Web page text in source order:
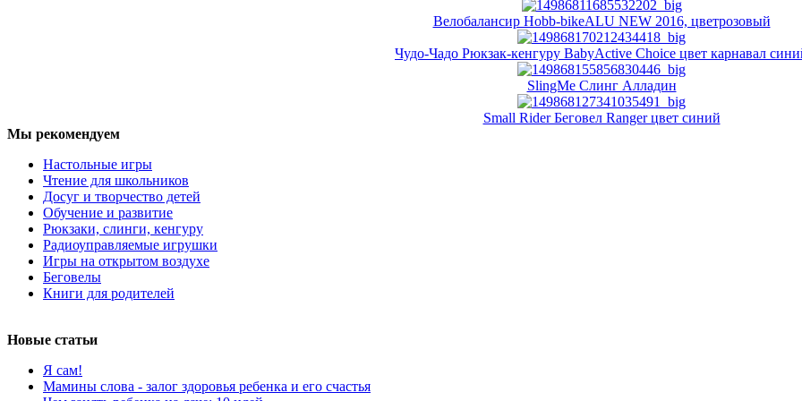
Велобалансир Hobb-bikeALU NEW 2016, цветрозовый
Чудо-Чадо Рюкзак-кенгуру BabyActive Choice цвет карнавал
SlingMe Слинг Алладин
Small Rider Беговел Ranger цвет синий
Мы рекомендуем
Настольные игры
Чтение для школьников
Досуг и творчество детей
Обучение и развитие
Рюкзаки, слинги, кенгуру
Радиоуправляемые игрушки
Игры на открытом воздухе
Беговелы
Книги для родителей
Новые статьи
Я сам!
Мамины слова - залог здоровья ребенка и его счастья